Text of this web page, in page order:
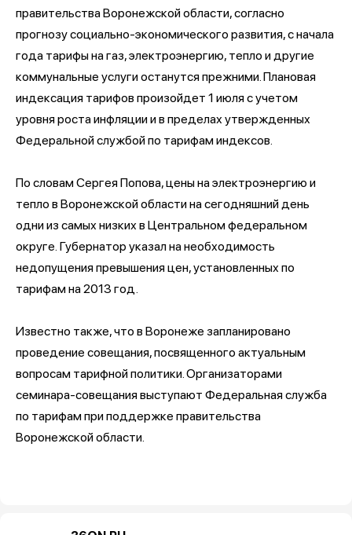
правительства Воронежской области, согласно
прогнозу социально-экономического развития, с начала
года тарифы на газ, электроэнергию, тепло и другие
коммунальные услуги останутся прежними. Плановая
индексация тарифов произойдет 1 июля с учетом
уровня роста инфляции и в пределах утвержденных
Федеральной службой по тарифам индексов.
По словам Сергея Попова, цены на электроэнергию и
тепло в Воронежской области на сегодняшний день
одни из самых низких в Центральном федеральном
округе. Губернатор указал на необходимость
недопущения превышения цен, установленных по
тарифам на 2013 год.
Известно также, что в Воронеже запланировано
проведение совещания, посвященного актуальным
вопросам тарифной политики. Организаторами
семинара-совещания выступают Федеральная служба
по тарифам при поддержке правительства
Воронежской области.